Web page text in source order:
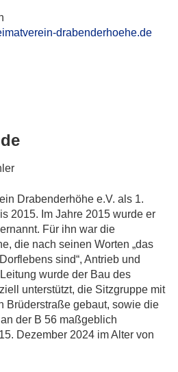
drabenderhoehe.de
Drabenderhöhe e.V. als 1.
2015. Im Jahre 2015 wurde er
Für ihn war die
die nach seinen Worten „das
sind“, Antrieb und
wurde der Bau des
unterstützt, die Sitzgruppe mit
Brüderstraße gebaut, sowie die
der B 56 maßgeblich
Dezember 2024 im Alter von